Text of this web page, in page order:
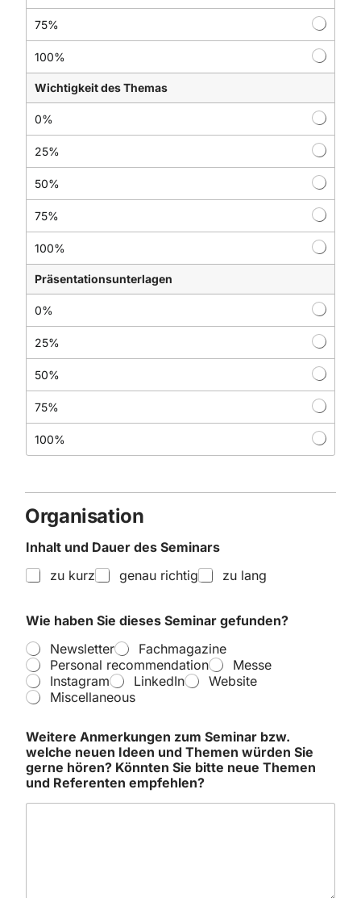
75%
100%
Wichtigkeit des Themas
0%
25%
50%
75%
100%
Präsentationsunterlagen
0%
25%
50%
75%
100%
Organisation
Inhalt und Dauer des Seminars
zu kurz
genau richtig zu lang
Wie haben Sie dieses Seminar gefunden?
Newsletter
Fachmagazine
Personal recommendation
Messe
Instagram
LinkedIn
Website
Miscellaneous
Weitere Anmerkungen zum Seminar bzw.
welche neuen Ideen und Themen würden Sie
gerne hören? Könnten Sie bitte neue Themen
und Referenten empfehlen?